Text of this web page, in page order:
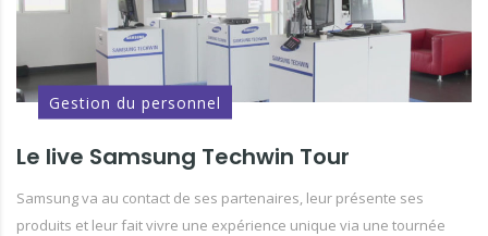
Gestion du personnel
Le live Samsung Techwin Tour
Samsung va au contact de ses partenaires, leur présente ses
produits et leur fait vivre une expérience unique via une tournée